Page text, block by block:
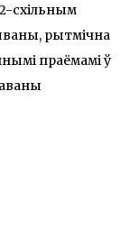
схільным
рытмічна
праёмамі ў